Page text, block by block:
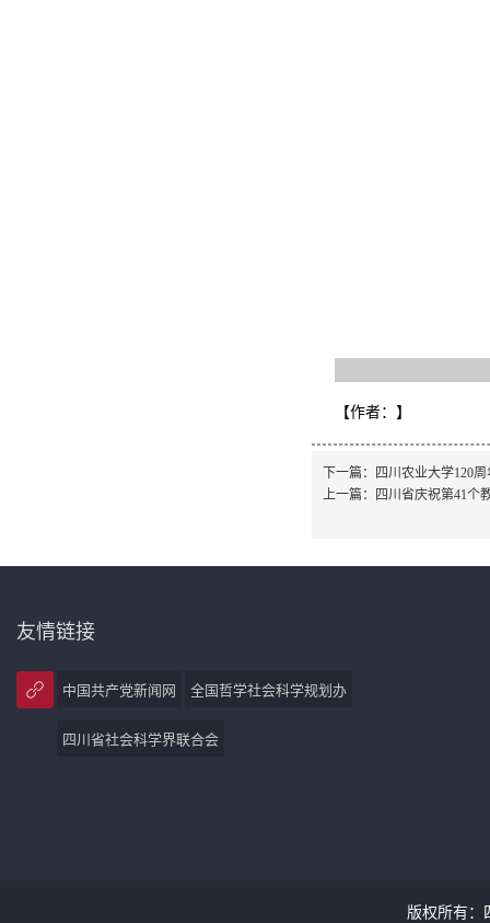
【作者： 】
下一篇：
四川农业大学120
上一篇：
四川省庆祝第41个
友情链接
中国共产党新闻网 全国哲学社会科学规划办
四川省社会科学界联合会
版权所有：